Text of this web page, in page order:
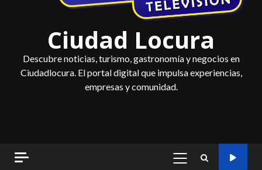
Ciudad Locura
Descubre noticias, turismo, gastronomía y negocios en
Ciudadlocura. El portal digital que impulsa experiencias,
empresas y comunidad.
MENÚ